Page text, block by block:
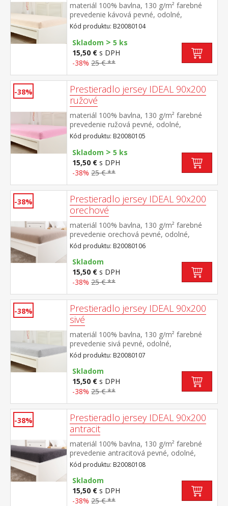
materiál 100% bavlna, 130 g/m² farebné
prevedenie kávová pevné, odolné,
stálofarebné, obšité gumou pre matrace do
výšky 25 cm prateľné do 60 °C
Kód produktu: B20080104
Skladom > 5 ks
15,50 € s DPH
-38% 25 € **
-38%
Prestieradlo jersey IDEAL 90x200
ružové
materiál 100% bavlna, 130 g/m² farebné
prevedenie ružová pevné, odolné,
stálofarebné, obšité gumou pre matrace do
výšky 25 cm prateľné do 60 °C
Kód produktu: B20080105
Skladom > 5 ks
15,50 € s DPH
-38% 25 € **
-38%
Prestieradlo jersey IDEAL 90x200
orechové
materiál 100% bavlna, 130 g/m² farebné
prevedenie orechová pevné, odolné,
stálofarebné, obšité gumou pre matrace do
výšky 25 cm prateľné do 60 °C
Kód produktu: B20080106
Skladom
15,50 € s DPH
-38% 25 € **
-38%
Prestieradlo jersey IDEAL 90x200
sivé
materiál 100% bavlna, 130 g/m² farebné
prevedenie sivá pevné, odolné,
stálofarebné, obšité gumou pre matrace do
výšky 25 cm prateľné do 60 °C
Kód produktu: B20080107
Skladom
15,50 € s DPH
-38% 25 € **
-38%
Prestieradlo jersey IDEAL 90x200
antracit
materiál 100% bavlna, 130 g/m² farebné
prevedenie antracitová pevné, odolné,
stálofarebné, obšité gumou pre matrace do
výšky 25 cm prateľné do 60 °C
Kód produktu: B20080108
Skladom
15,50 € s DPH
-38% 25 € **